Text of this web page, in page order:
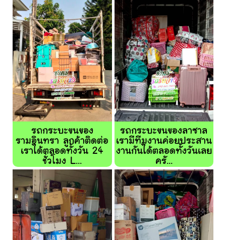
รถกระบะขนของ
รามอินทรา ลูกค้าติดต่อ
เราได้ตลอดทั้งวัน 24
ชั่วโมง L...
รถกระบะขนของลาซาล
เรามีทีมงานค่อยประสาน
งานกันได้ตลอดทั้งวันเลย
ครั...